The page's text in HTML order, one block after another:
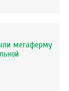
мегаферму